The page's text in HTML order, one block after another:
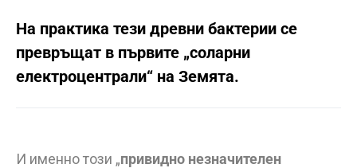
На практика тези древни бактерии се
превръщат в първите „соларни
електроцентрали“ на Земята.
И именно този „привидно незначителен